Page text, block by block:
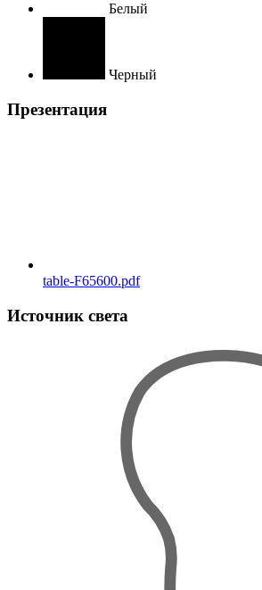
Белый
Черный
Презентация
table-F65600.pdf
Источник света